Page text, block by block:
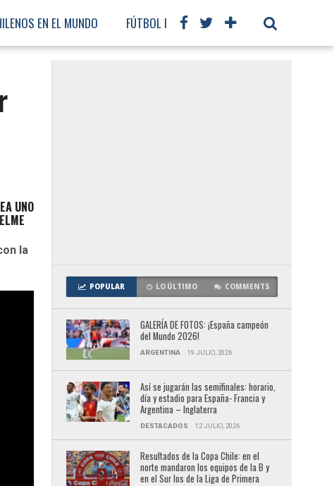
EN EL MUNDO FÚTBOL INTERNACIONAL
UNO
la
POPULAR LO ÚLTIMO COMMENTS
GALERÍA DE FOTOS: ¡España campeón
del Mundo 2026!
ARGENTINA 19 JULIO, 2026
Así se jugarán las semifinales: horario,
día y estadio para España- Francia y
Argentina – Inglaterra
DESTACADOS 12 JULIO, 2026
Resultados de la Copa Chile: en el
norte mandaron los equipos de la B y
en el Sur los de la Liga de Primera